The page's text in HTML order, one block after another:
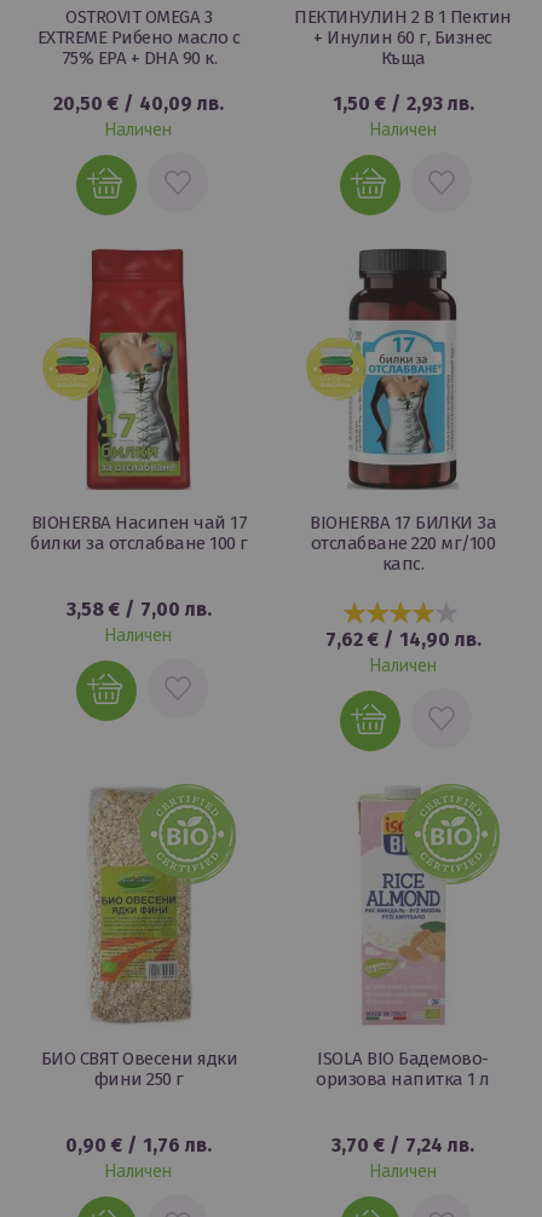
OSTROVIT OMEGA 3
EXTREME Рибено масло с
75% EPA + DHA 90 к.
20,50 € / 40,09 лв.
Наличен
ДОБАВИ
ЛЮБИМИ
ПЕКТИНУЛИН 2 В 1 Пектин
+ Инулин 60 г, Бизнес
Къща
1,50 €/ 2,93 лв.
Наличен
ДОБАВИ
ЛЮБИМИ
BIOHERBA Насипен чай 17
билки за отслабване 100 г
3,58 €/ 7,00 лв.
Наличен
ДОБАВИ
BIOHERBA 17 БИЛКИ За
отслабване 220 мг/100
капс.
80%
7,62 €/ 14,90 лв.
Наличен
ДОБАВИ
ЛЮБИМИ
БИО СВЯТ Овесени ядки
фини 250 г
0,90 € / 1,76 лв.
Наличен
ISOLA BIO Бадемово-
оризова напитка 1 л
3,70 € / 7,24 лв.
Наличен